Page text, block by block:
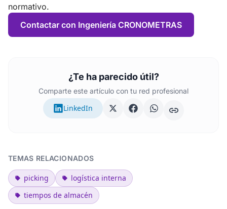
normativo.
Contactar con Ingeniería CRONOMETRAS
¿Te ha parecido útil?
Comparte este artículo con tu red profesional
LinkedIn
TEMAS RELACIONADOS
picking
logística interna
tiempos de almacén